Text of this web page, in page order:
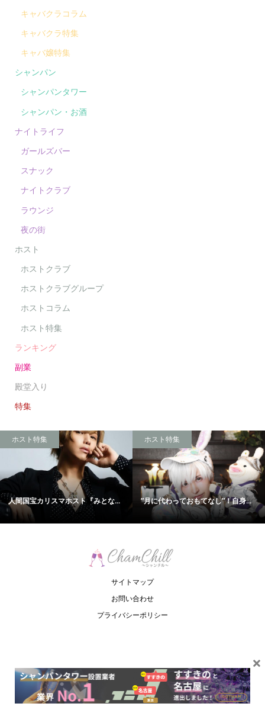
キャバクラコラム
キャバクラ特集
キャバ嬢特集
シャンパン
シャンパンタワー
シャンパン・お酒
ナイトライフ
ガールズバー
スナック
ナイトクラブ
ラウンジ
夜の街
ホスト
ホストクラブ
ホストクラブグループ
ホストコラム
ホスト特集
ランキング
副業
殿堂入り
特集
ホスト特集
人間国宝カリスマホスト『みとな...
ホスト特集
”月に代わっておもてなし”！自身...
サイトマップ
お問い合わせ
プライバシーポリシー
Copyright ©ChamChill. All Rights Reserved. ×